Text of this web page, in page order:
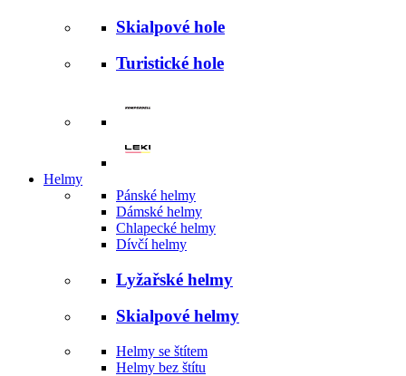
Skialpové hole
Turistické hole
Helmy
Pánské helmy
Dámské helmy
Chlapecké helmy
Dívčí helmy
Lyžařské helmy
Skialpové helmy
Helmy se štítem
Helmy bez štítu